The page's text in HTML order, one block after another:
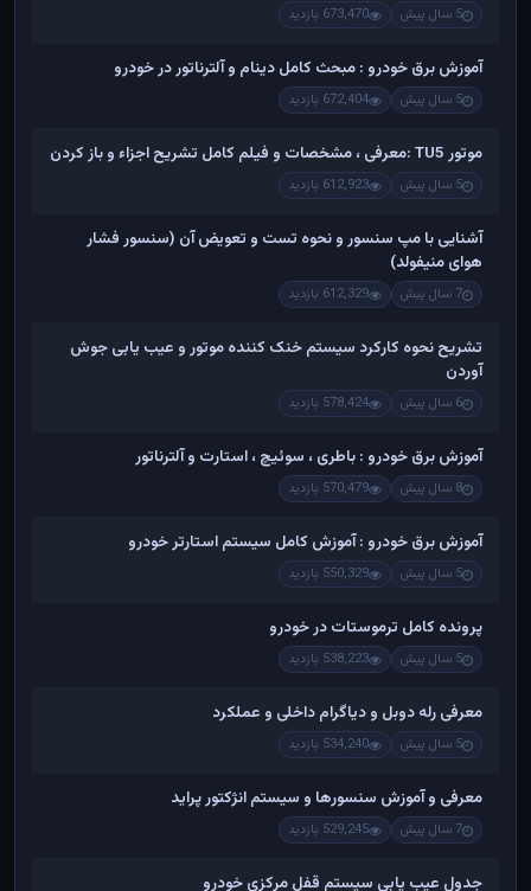
5 سال پیش 673,470 بازدید
آموزش برق خودرو : مبحث کامل دینام و آلترناتور در خودرو
5 سال پیش 672,404 بازدید
موتور TU5 :معرفی ، مشخصات و فیلم کامل تشریح اجزاء و باز کردن
5 سال پیش 612,923 بازدید
آشنایی با مپ سنسور و نحوه تست و تعویض آن (سنسور فشار
هوای منیفولد)
7 سال پیش 612,329 بازدید
تشریح نحوه کارکرد سیستم خنک کننده موتور و عیب یابی جوش
آوردن
6 سال پیش 578,424 بازدید
آموزش برق خودرو : باطری ، سوئیچ ، استارت و آلترناتور
8 سال پیش 570,479 بازدید
آموزش برق خودرو : آموزش کامل سیستم استارتر خودرو
5 سال پیش 550,329 بازدید
پرونده کامل ترموستات در خودرو
5 سال پیش 538,223 بازدید
معرفی رله دوبل و دیاگرام داخلی و عملکرد
5 سال پیش 534,240 بازدید
معرفی و آموزش سنسورها و سیستم انژکتور پراید
7 سال پیش 529,245 بازدید
جدول عیب یابی سیستم قفل مرکزی خودرو